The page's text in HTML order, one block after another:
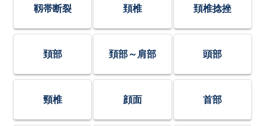
靱帯断裂 頚椎 頚椎捻挫
頚部 頚部～肩部 頭部
頸椎 顔面 首部